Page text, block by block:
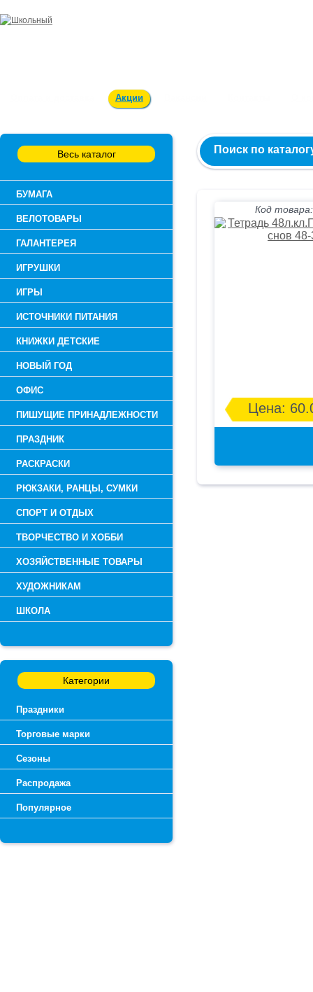
Акции
Весь каталог
БУМАГА
ВЕЛОТОВАРЫ
ГАЛАНТЕРЕЯ
ИГРУШКИ
ИГРЫ
ИСТОЧНИКИ ПИТАНИЯ
КНИЖКИ ДЕТСКИЕ
НОВЫЙ ГОД
ОФИС
ПИШУЩИЕ ПРИНАДЛЕЖНОСТИ
ПРАЗДНИК
РАСКРАСКИ
РЮКЗАКИ, РАНЦЫ, СУМКИ
СПОРТ И ОТДЫХ
ТВОРЧЕСТВО И ХОББИ
ХОЗЯЙСТВЕННЫЕ ТОВАРЫ
ХУДОЖНИКАМ
ШКОЛА
Категории
Праздники
Торговые марки
Сезоны
Распродажа
Популярное
Поиск по
Код
Цена: